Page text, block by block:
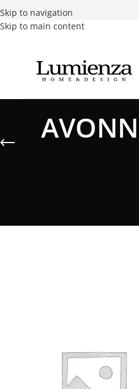
Skip to navigation
Skip to main content